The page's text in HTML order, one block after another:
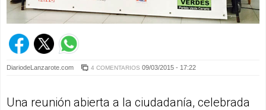
DiariodeLanzarote.com 4 COMENTARIOS 09/03/2015 - 17:22
Una reunión abierta a la ciudadanía, celebrada